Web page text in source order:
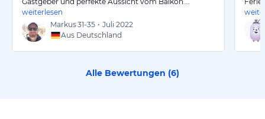
weiterlesen
Markus31-35 • Juli 2022
Aus Deutschland
Alle Bewertungen (6)